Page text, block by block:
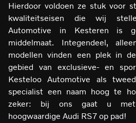
Hierdoor voldoen ze stuk voor
kwaliteitseisen die wij
Automotive in Kesteren is
middelmaat. Integendeel,
modellen vinden een plek in
gebied van exclusieve- en
Kesteloo Automotive als
specialist een naam hoog te
zeker: bij ons gaat u met
hoogwaardige Audi RS7 op pad!